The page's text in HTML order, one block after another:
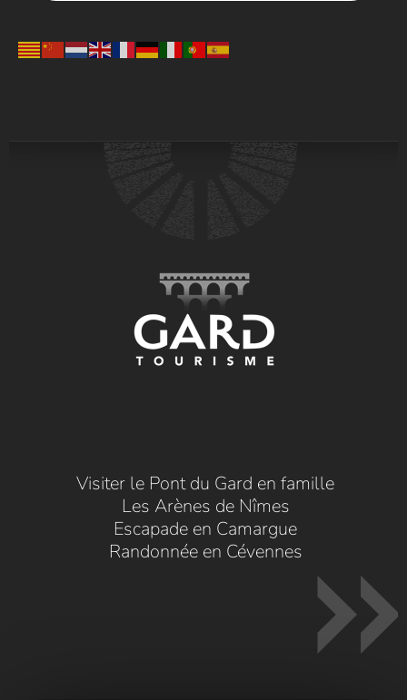
Visiter le Pont du Gard en famille
Les Arènes de Nîmes
Escapade en Camargue
Randonnée en Cévennes